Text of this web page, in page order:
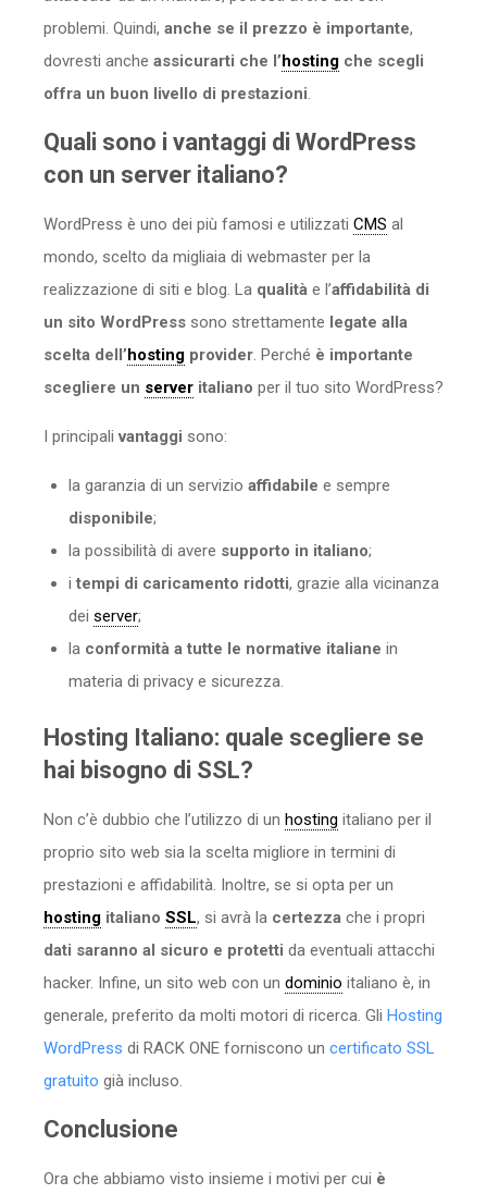
problemi. Quindi, anche se il prezzo è importante,
dovresti anche assicurarti che l’hosting che scegli
offra un buon livello di prestazioni
Quali sono i vantaggi di WordPress
con un server italiano?
WordPress è uno dei più famosi e utilizzati CMS al
mondo, scelto da migliaia di webmaster per la
realizzazione di siti e blog. La qualità e l’affidabilità di
un sito WordPress sono strettamente legate alla
scelta dell’hosting provider . Perché è importante
scegliere un server italiano per il tuo sito WordPress?
I principalivantaggi sono:
la garanzia di un servizio affidabile e sempre
disponibile;
la possibilità di avere supporto in italiano;
i tempi di caricamento ridotti, grazie alla vicinanza
dei server;
la conformità a tutte le normative italiane in
materia di privacy e sicurezza.
Hosting Italiano: quale scegliere se
hai bisogno di SSL?
Non c’è dubbio che l’utilizzo di un hosting italiano per il
proprio sito web sia la scelta migliore in termini di
prestazioni e affidabilità. Inoltre, se si opta per un
hosting italiano SSL, si avrà la certezza che i propri
dati saranno al sicuro e protetti da eventuali attacchi
hacker. Infine, un sito web con un dominio italiano è, in
generale, preferito da molti motori di ricerca. Gli Hosting
WordPress di RACK ONE forniscono un certificato SSL
gratuito già incluso.
Conclusione
Ora che abbiamo visto insieme i motivi per cui è